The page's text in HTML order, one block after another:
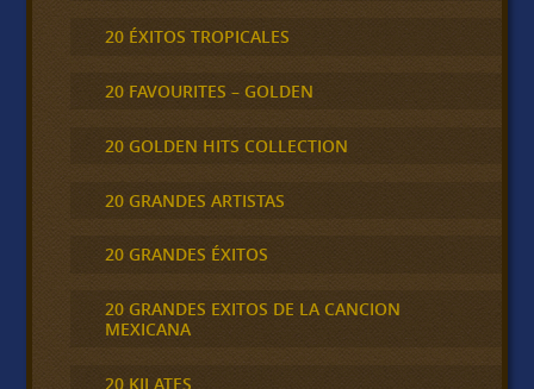
20 ÉXITOS TROPICALES
20 FAVOURITES – GOLDEN
20 GOLDEN HITS COLLECTION
20 GRANDES ARTISTAS
20 GRANDES ÉXITOS
20 GRANDES EXITOS DE LA CANCION
MEXICANA
20 KILATES